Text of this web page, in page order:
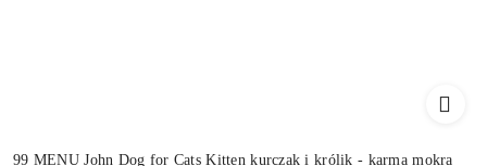
99 MENU John Dog for Cats Kitten kurczak i królik - karma mokra